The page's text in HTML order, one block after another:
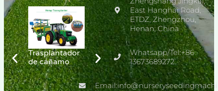
Trasplantador
de cáñamo
Máquina de
plántulas de
vivero de
melón
Automatic
Seedling
Production
Line
East Hanghai Road,
ETDZ, Zhengzhou,
Henan, China
Whatsapp/Tel:+86
13673689272